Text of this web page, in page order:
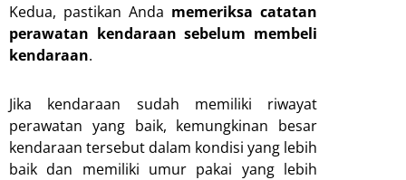
Kedua, pastikan Anda memeriksa catatan
perawatan kendaraan sebelum membeli
kendaraan.
Jika kendaraan sudah memiliki riwayat
perawatan yang baik, kemungkinan besar
kendaraan tersebut dalam kondisi yang lebih
baik dan memiliki umur pakai yang lebih